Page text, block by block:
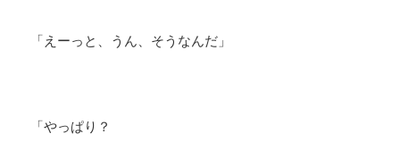
「えーっと、うん、そうなんだ」
「やっぱり？